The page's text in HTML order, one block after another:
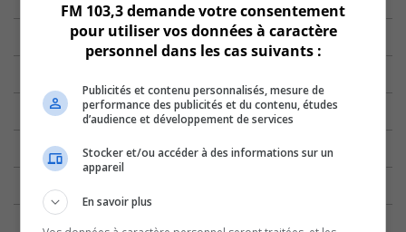
FM 103,3 demande votre consentement
pour utiliser vos données à caractère
personnel dans les cas suivants :
Publicités et contenu personnalisés, mesure de
performance des publicités et du contenu, études
d’audience et développement de services
Stocker et/ou accéder à des informations sur un
appareil
En savoir plus